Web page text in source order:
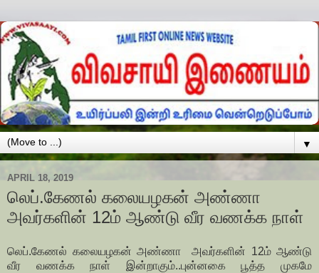
▼
APRIL 18, 2019
லெப்.கேணல் கலையழகன் அண்ணா
அவர்களின் 12ம் ஆண்டு வீர வணக்க நாள்
லெப்.கேணல் கலையழகன் அண்ணா அவர்களின் 12ம் ஆண்டு
வீர வணக்க நாள் இன்றாகும்..புன்னகை பூத்த முகமே